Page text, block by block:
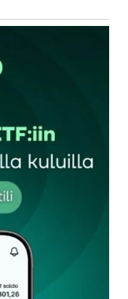
kirjautua
Pakolliset